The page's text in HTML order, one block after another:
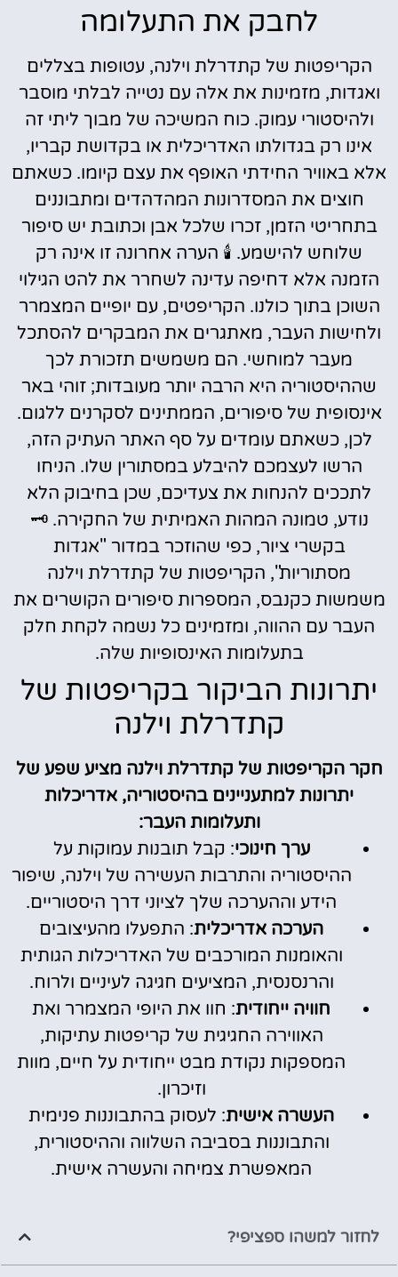
לחבק את התעלומה
הקריפטות של קתדרלת וילנה, עטופות בצללים
ואגדות, מזמינות את אלה עם נטייה לבלתי מוסבר
ולהיסטורי עמוק. כוח המשיכה של מבוך ליתי זה
אינו רק בגדולתו האדריכלית או בקדושת קבריו,
אלא באוויר החידתי האופף את עצם קיומו. כשאתם
חוצים את המסדרונות המהדהדים ומתבוננים
בתחריטי הזמן, זכרו שלכל אבן וכתובת יש סיפור
שלוחש להישמע. 🕯️ הערה אחרונה זו אינה רק
הזמנה אלא דחיפה עדינה לשחרר את להט הגילוי
השוכן בתוך כולנו. הקריפטים, עם יופיים המצמרר
ולחישות העבר, מאתגרים את המבקרים להסתכל
מעבר למוחשי. הם משמשים תזכורת לכך
שההיסטוריה היא הרבה יותר מעובדות; זוהי באר
אינסופית של סיפורים, הממתינים לסקרנים ללגום.
לכן, כשאתם עומדים על סף האתר העתיק הזה,
הרשו לעצמכם להיבלע במסתורין שלו. הניחו
לתככים להנחות את צעדיכם, שכן בחיבוק הלא
נודע, טמונה המהות האמיתית של החקירה. 🗝️
בקשרי ציור, כפי שהוזכר במדור "אגדות
מסתוריות", הקריפטות של קתדרלת וילנה
משמשות כקנבס, המספרות סיפורים הקושרים את
העבר עם ההווה, ומזמינים כל נשמה לקחת חלק
בתעלומות האינסופיות שלה.
יתרונות הביקור בקריפטות של
קתדרלת וילנה
חקר הקריפטות של קתדרלת וילנה מציע שפע של
יתרונות למתעניינים בהיסטוריה, אדריכלות
ותעלומות העבר:
ערך חינוכי: קבל תובנות עמוקות על
ההיסטוריה והתרבות העשירה של וילנה, שיפור
הידע וההערכה שלך לציוני דרך היסטוריים.
הערכה אדריכלית: התפעלו מהעיצובים
והאומנות המורכבים של האדריכלות הגותית
והרנסנסית, המציעים חגיגה לעיניים ולרוח.
חוויה ייחודית: חוו את היופי המצמרר ואת
האווירה החגיגית של קריפטות עתיקות,
המספקות נקודת מבט ייחודית על חיים, מוות
וזיכרון.
העשרה אישית: לעסוק בהתבוננות פנימית
והתבוננות בסביבה השלווה וההיסטורית,
המאפשרת צמיחה והעשרה אישית.
לחזור למשהו ספציפי?